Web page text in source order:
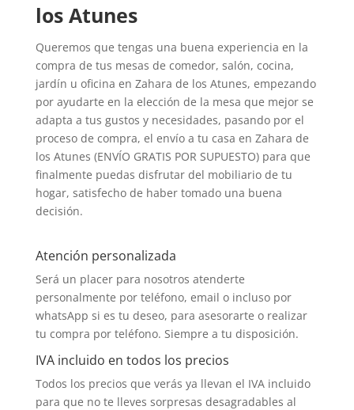
los Atunes
Queremos que tengas una buena experiencia en la
compra de tus mesas de comedor, salón, cocina,
jardín u oficina en Zahara de los Atunes, empezando
por ayudarte en la elección de la mesa que mejor se
adapta a tus gustos y necesidades, pasando por el
proceso de compra, el envío a tu casa en Zahara de
los Atunes (ENVÍO GRATIS POR SUPUESTO) para que
finalmente puedas disfrutar del mobiliario de tu
hogar, satisfecho de haber tomado una buena
decisión.
Atención personalizada
Será un placer para nosotros atenderte
personalmente por teléfono, email o incluso por
whatsApp si es tu deseo, para asesorarte o realizar
tu compra por teléfono. Siempre a tu disposición.
IVA incluido en todos los precios
Todos los precios que verás ya llevan el IVA incluido
para que no te lleves sorpresas desagradables al